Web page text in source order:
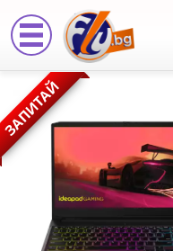
IP
3
ЗАПИТАЙ